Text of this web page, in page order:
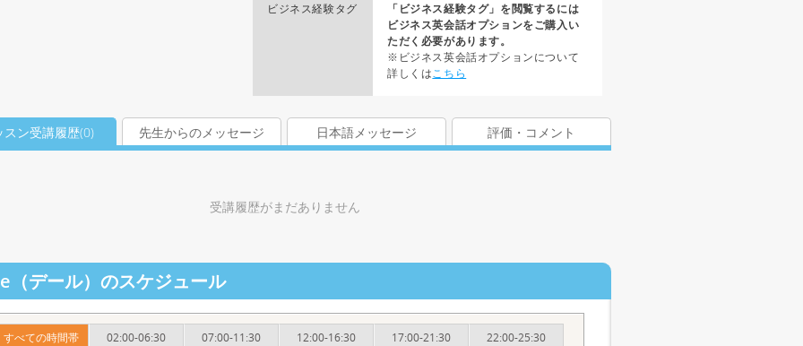
ビジネス経験タグ
「ビジネス経験タグ」を閲覧するには
ビジネス英会話オプションをご購入い
ただく必要があります。
※ビジネス英会話オプションについて
詳しくはこちら
スン受講履歴(0) 先生からのメッセージ 日本語メッセージ 評価・コメント
受講履歴がまだありません
（デール）のスケジュール
すべての時間帯 02:00-06:30 07:00-11:30 12:00-16:30 17:00-21:30 22:00-25:30